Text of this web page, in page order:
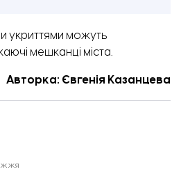
укриттями можуть
мешканці міста.
Авторка: Євгенія Казанцева